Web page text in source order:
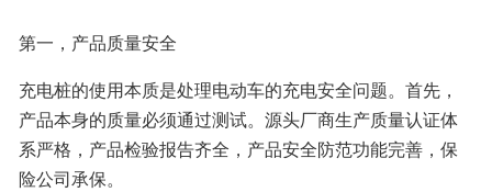
第一，产品质量安全
充电桩的使用本质是处理电动车的充电安全问题。首先，
产品本身的质量必须通过测试。源头厂商生产质量认证体
系严格，产品检验报告齐全，产品安全防范功能完善，保
险公司承保。